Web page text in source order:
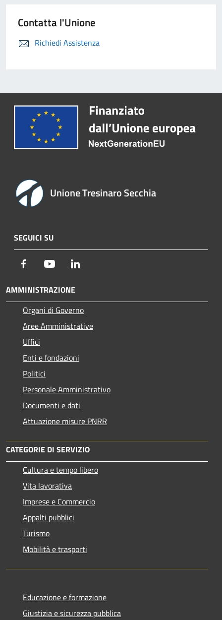
Contatta l'Unione
Richiedi Assistenza
Unione Tresinaro Secchia
SEGUICI SU
Facebook Youtube
AMMINISTRAZIONE
Organi di Governo
Aree Amministrative
Uffici
Enti e fondazioni
Politici
Personale Amministrativo
Documenti e dati
Attuazione misure PNRR
CATEGORIE DI SERVIZIO
Cultura e tempo libero
Vita lavorativa
Imprese e Commercio
Appalti pubblici
Turismo
Mobilità e trasporti
Educazione e formazione
Giustizia e sicurezza pubblica